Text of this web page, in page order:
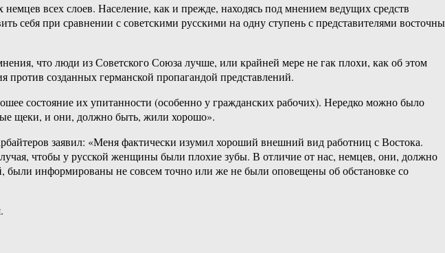
всех слоев. Население, как и прежде, находясь под мнением ведущих средств
себя при сравнении с советскими русскими на одну ступень с представителями
что люди из Советского Союза лучше, или крайней мере не гак плохи, как об этом
созданных германской пропагандой представлений.
состояние их упитанности (особенно у гражданских рабочих). Нередко можно было
щеки, и они, должно быть, жили хорошо».
заявил: «Меня фактически изумил хороший внешний вид работниц с Востока.
чтобы у русской женщины были плохие зубы. В отличие от нас, немцев, они, должно
информированы не совсем точно или же не были оповещены об обстановке со